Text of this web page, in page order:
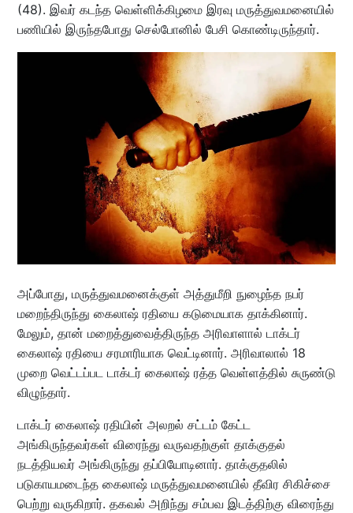
(48). இவர் கடந்த வெள்ளிக்கிழமை இரவு மருத்துவமனையில்
பணியில் இருந்தபோது செல்போனில் பேசி கொண்டிருந்தார்.
அப்போது, மருத்துவமனைக்குள் அத்துமீறி நுழைந்த நபர்
மறைந்திருந்து கைலாஷ் ரதியை கடுமையாக தாக்கினார்.
மேலும், தான் மறைத்துவைத்திருந்த அரிவாளால் டாக்டர்
கைலாஷ் ரதியை சரமாரியாக வெட்டினார். அரிவாலால் 18
முறை வெட்டப்பட டாக்டர் கைலாஷ் ரத்த வெள்ளத்தில் சுருண்டு
விழுந்தார்.
டாக்டர் கைலாஷ் ரதியின் அலறல் சட்டம் கேட்ட
அங்கிருந்தவர்கள் விரைந்து வருவதற்குள் தாக்குதல்
நடத்தியவர் அங்கிருந்து தப்பியோடினார். தாக்குதலில்
படுகாயமடைந்த கைலாஷ் மருத்துவமனையில் தீவிர சிகிச்சை
பெற்று வருகிறார். தகவல் அறிந்து சம்பவ இடத்திற்கு விரைந்து